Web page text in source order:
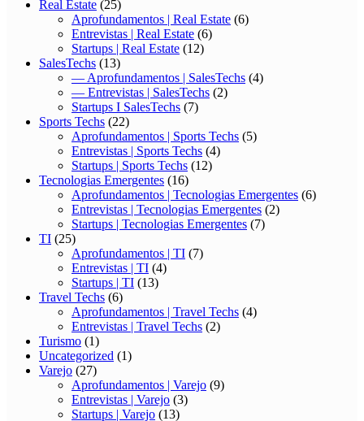
Real Estate (25)
Aprofundamentos | Real Estate (6)
Entrevistas | Real Estate (6)
Startups | Real Estate (12)
SalesTechs (13)
— Aprofundamentos | SalesTechs (4)
— Entrevistas | SalesTechs (2)
Startups I SalesTechs (7)
Sports Techs (22)
Aprofundamentos | Sports Techs (5)
Entrevistas | Sports Techs (4)
Startups | Sports Techs (12)
Tecnologias Emergentes (16)
Aprofundamentos | Tecnologias Emergentes (6)
Entrevistas | Tecnologias Emergentes (2)
Startups | Tecnologias Emergentes (7)
TI (25)
Aprofundamentos | TI (7)
Entrevistas | TI (4)
Startups | TI (13)
Travel Techs (6)
Aprofundamentos | Travel Techs (4)
Entrevistas | Travel Techs (2)
Turismo (1)
Uncategorized (1)
Varejo (27)
Aprofundamentos | Varejo (9)
Entrevistas | Varejo (3)
Startups | Varejo (13)